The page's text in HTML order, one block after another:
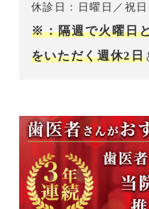
休診日：日曜日／祝
※：隔週で火曜日
をいただく週休2日